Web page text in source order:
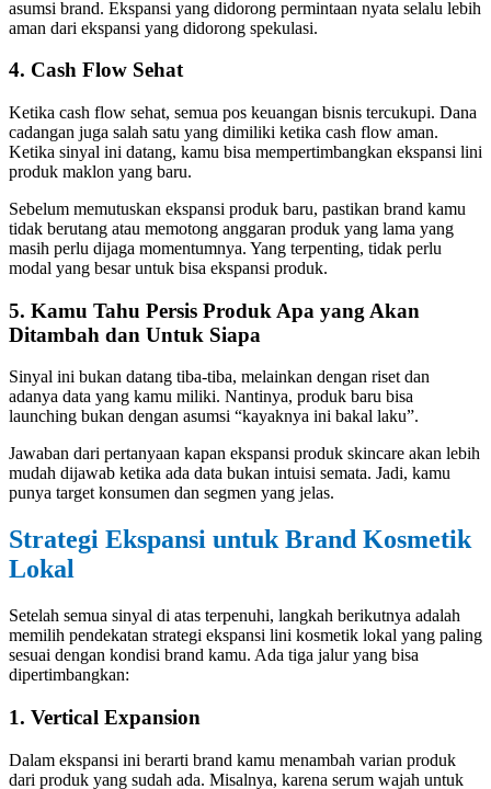
asumsi brand. Ekspansi yang didorong permintaan nyata selalu lebih
aman dari ekspansi yang didorong spekulasi.
4. Cash Flow Sehat
Ketika cash flow sehat, semua pos keuangan bisnis tercukupi. Dana
cadangan juga salah satu yang dimiliki ketika cash flow aman.
Ketika sinyal ini datang, kamu bisa mempertimbangkan ekspansi lini
produk maklon yang baru.
Sebelum memutuskan ekspansi produk baru, pastikan brand kamu
tidak berutang atau memotong anggaran produk yang lama yang
masih perlu dijaga momentumnya. Yang terpenting, tidak perlu
modal yang besar untuk bisa ekspansi produk.
5. Kamu Tahu Persis Produk Apa yang Akan
Ditambah dan Untuk Siapa
Sinyal ini bukan datang tiba-tiba, melainkan dengan riset dan
adanya data yang kamu miliki. Nantinya, produk baru bisa
launching bukan dengan asumsi “kayaknya ini bakal laku”.
Jawaban dari pertanyaan kapan ekspansi produk skincare akan lebih
mudah dijawab ketika ada data bukan intuisi semata. Jadi, kamu
punya target konsumen dan segmen yang jelas.
Strategi Ekspansi untuk Brand Kosmetik
Lokal
Setelah semua sinyal di atas terpenuhi, langkah berikutnya adalah
memilih pendekatan strategi ekspansi lini kosmetik lokal yang paling
sesuai dengan kondisi brand kamu. Ada tiga jalur yang bisa
dipertimbangkan:
1. Vertical Expansion
Dalam ekspansi ini berarti brand kamu menambah varian produk
dari produk yang sudah ada. Misalnya, karena serum wajah untuk